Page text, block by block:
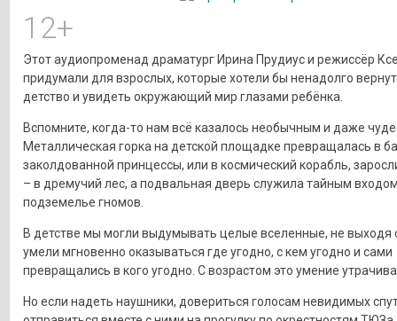
12+
Этот аудиопроменад драматург Ирина Прудиус и режиссёр
придумали для взрослых, которые хотели бы ненадолго
детство и увидеть окружающий мир глазами ребёнка.
Вспомните, когда-то нам всё казалось необычным и даже
Металлическая горка на детской площадке превращалась в
заколдованной принцессы, или в космический корабль,
– в дремучий лес, а подвальная дверь служила тайным
подземелье гномов.
В детстве мы могли выдумывать целые вселенные, не выходя
умели мгновенно оказываться где угодно, с кем угодно и сами
превращались в кого угодно. С возрастом это умение
Но если надеть наушники, довериться голосам невидимых